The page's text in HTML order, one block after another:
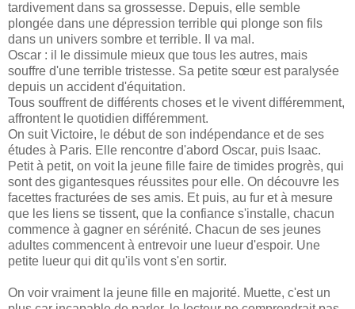
tardivement dans sa grossesse. Depuis, elle semble
plongée dans une dépression terrible qui plonge son fils
dans un univers sombre et terrible. Il va mal.
Oscar : il le dissimule mieux que tous les autres, mais
souffre d'une terrible tristesse. Sa petite sœur est paralysée
depuis un accident d'équitation.
Tous souffrent de différents choses et le vivent différemment,
affrontent le quotidien différemment.
On suit Victoire, le début de son indépendance et de ses
études à Paris. Elle rencontre d'abord Oscar, puis Isaac.
Petit à petit, on voit la jeune fille faire de timides progrès, qui
sont des gigantesques réussites pour elle. On découvre les
facettes fracturées de ses amis. Et puis, au fur et à mesure
que les liens se tissent, que la confiance s'installe, chacun
commence à gagner en sérénité. Chacun de ses jeunes
adultes commencent à entrevoir une lueur d'espoir. Une
petite lueur qui dit qu'ils vont s'en sortir.
On voir vraiment la jeune fille en majorité. Muette, c'est un